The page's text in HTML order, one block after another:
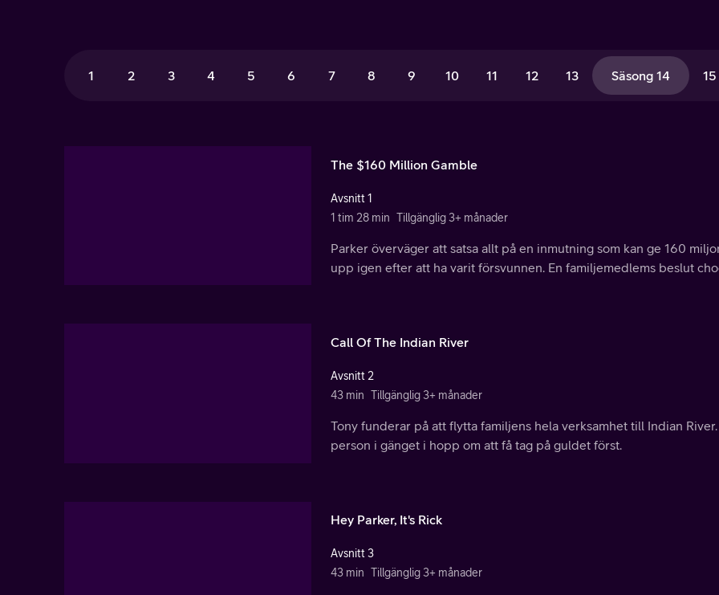
1 2 3 4 5 6 7 8 9 10 11 12 13 Säsong 14 15
The $160 Million Gamble
Avsnitt 1
1 tim 28 min Tillgänglig 3+ månader
Parker överväger att satsa allt på en inmutning som kan ge 160
upp igen efter att ha varit försvunnen. En familjemedlems beslut
Call Of The Indian River
Avsnitt 2
43 min Tillgänglig 3+ månader
Tony funderar på att flytta familjens hela verksamhet till Indian
person i gänget i hopp om att få tag på guldet först.
Hey Parker, It's Rick
Avsnitt 3
43 min Tillgänglig 3+ månader